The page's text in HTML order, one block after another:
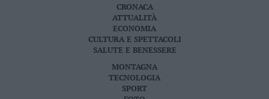
CRONACA
ATTUALITÀ
ECONOMIA
CULTURA E SPETTACOLI
SALUTE E BENESSERE
MONTAGNA
TECNOLOGIA
SPORT